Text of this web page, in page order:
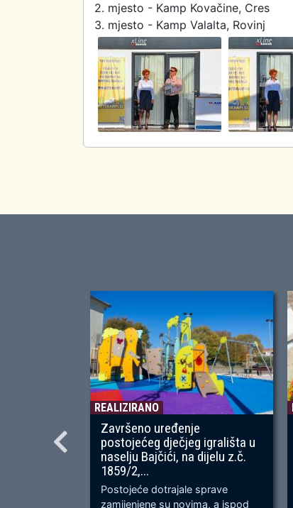
2. mjesto - Kamp Kovačine, Cres
3. mjesto - Kamp Valalta, Rovinj
REALIZIRANO
Završeno uređenje
postojećeg dječjeg igrališta u
naselju Bajčići, na dijelu z.č.
1859/2,...
Postojeće dotrajale sprave
zamijenjene su novima, a ispod